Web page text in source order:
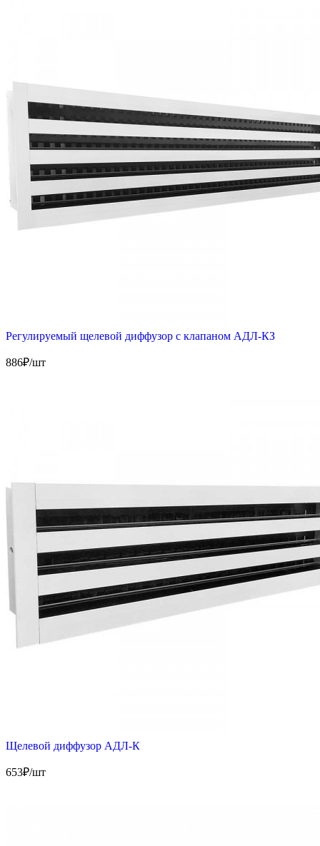
Регулируемый щелевой диффузор с клапаном АДЛ-КЗ
886₽/шт
Щелевой диффузор АДЛ-К
653₽/шт